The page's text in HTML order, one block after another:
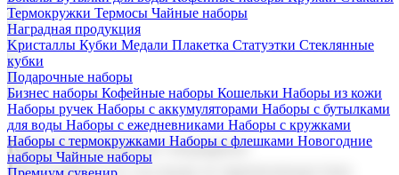
Термокружки Термосы Чайные наборы
Наградная продукция
Kристаллы Кубки Медали Плакетка Статуэтки Стеклянные
кубки
Подарочные наборы
Бизнес наборы Кофейные наборы Кошельки Наборы из кожи
Наборы ручек Наборы с аккумуляторами Наборы с бутылками
для воды Наборы с ежедневниками Наборы с кружками
Наборы с термокружками Наборы с флешками Новогодние
наборы Чайные наборы
Корпоративные подарки